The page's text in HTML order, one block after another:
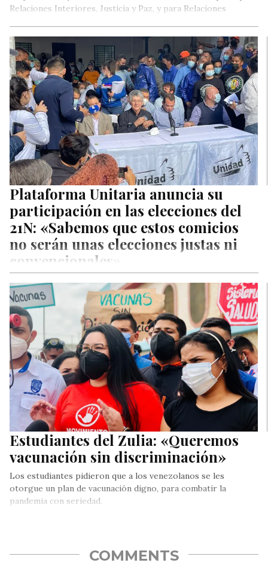
Relaciones Interiores, Justicia y Paz, y para Relaciones
Plataforma Unitaria anuncia su
participación en las elecciones del
21N: «Sabemos que estos comicios
no serán unas elecciones justas ni
convencionales»
confirmó su participación en las elecciones regionales y
municipales a ejecutarse…
Estudiantes del Zulia: «Queremos
vacunación sin discriminación»
Los estudiantes pidieron que a los venezolanos se les
otorgue un plan de vacunación digno, para combatir la
pandemia con seriedad.
COMMENTS